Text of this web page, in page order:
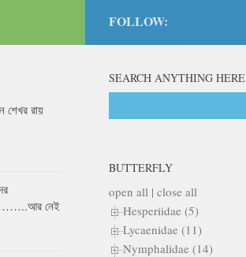
FOLLOW:
SEARCH ANYTHING HERE
BUTTERFLY
open all | close all
Hesperiidae (5)
Lycaenidae (11)
Nymphalidae (14)
রায়
নেই